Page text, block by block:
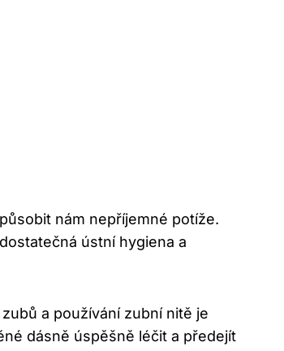
nám nepříjemné potíže.
ústní hygiena a
a používání zubní nitě je
dásně úspěšně léčit a předejít